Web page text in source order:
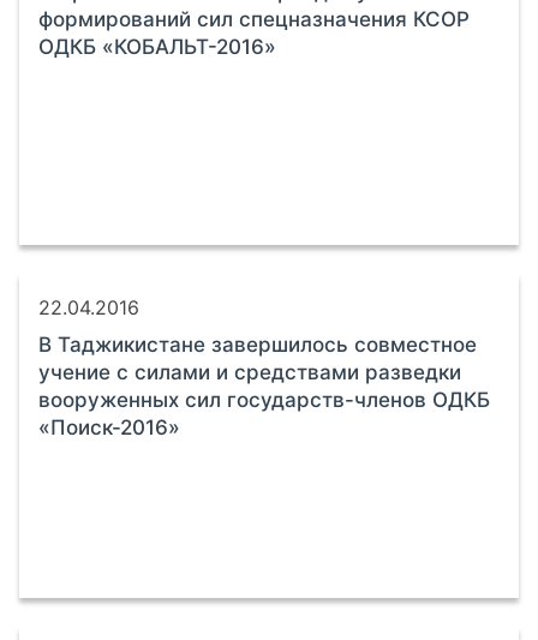
формирований сил спецназначения КСОР
ОДКБ «КОБАЛЬТ-2016»
22.04.2016
В Таджикистане завершилось совместное
учение с силами и средствами разведки
вооруженных сил государств-членов ОДКБ
«Поиск-2016»